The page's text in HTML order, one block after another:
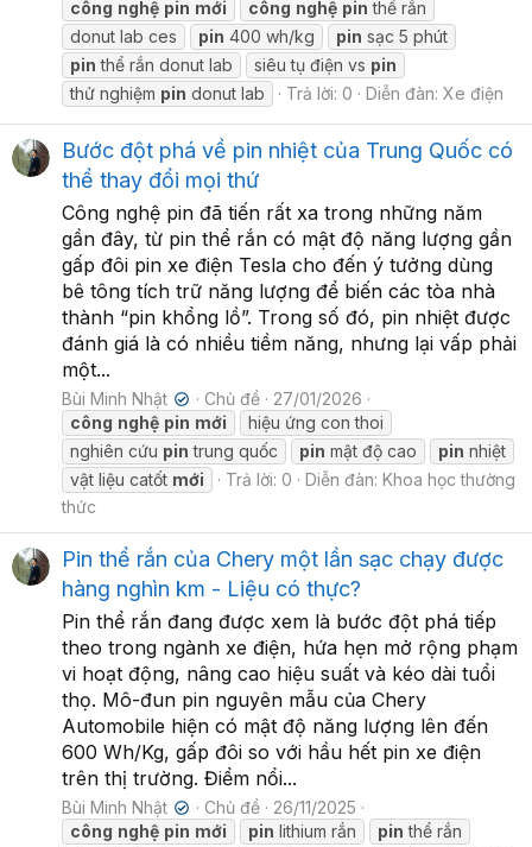
công nghệ pin mới công nghệ pin thể rắn
donut lab ces
pin 400 wh/kg pin sạc 5 phút
pin thể rắn donut lab siêu tụ điện vs pin
thử nghiệm pin donut lab Trả lời: 0 Diễn đàn: Xe điện
Bước đột phá về pin nhiệt của Trung Quốc có
thể thay đổi mọi thứ
Công nghệ pin đã tiến rất xa trong những năm
gần đây, từ pin thể rắn có mật độ năng lượng gần
gấp đôi pin xe điện Tesla cho đến ý tưởng dùng
bê tông tích trữ năng lượng để biến các tòa nhà
thành “pin khổng lồ”. Trong số đó, pin nhiệt được
đánh giá là có nhiều tiềm năng, nhưng lại vấp phải
một...
Bùi Minh Nhật ✔ Chủ đề
27/01/2026
công nghệ pin mới
hiệu ứng con thoi
nghiên cứu pin trung quốc pin mật độ cao pin nhiệt
vật liệu catốt mới Trả lời: 0 Diễn đàn: Khoa học thường
thức
Pin thể rắn của Chery một lần sạc chạy được
hàng nghìn km - Liệu có thực?
Pin thể rắn đang được xem là bước đột phá tiếp
theo trong ngành xe điện, hứa hẹn mở rộng phạm
vi hoạt động, nâng cao hiệu suất và kéo dài tuổi
thọ. Mô-đun pin nguyên mẫu của Chery
Automobile hiện có mật độ năng lượng lên đến
600 Wh/Kg, gấp đôi so với hầu hết pin xe điện
trên thị trường. Điểm nổi...
Bùi Minh Nhật ✔ Chủ đề
26/11/2025
công nghệ pin mới pin lithium rắn pin thể rắn